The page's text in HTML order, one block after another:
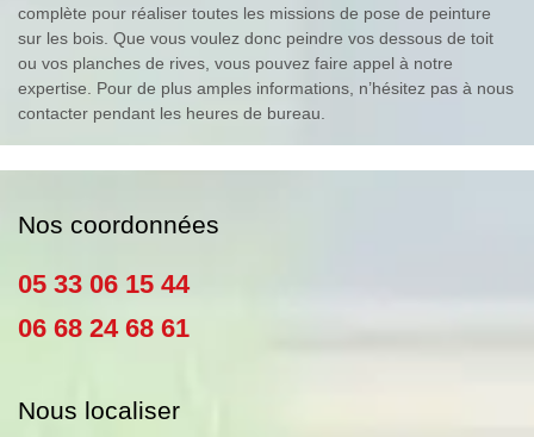
complète pour réaliser toutes les missions de pose de peinture
sur les bois. Que vous voulez donc peindre vos dessous de toit
ou vos planches de rives, vous pouvez faire appel à notre
expertise. Pour de plus amples informations, n’hésitez pas à nous
contacter pendant les heures de bureau.
Nos coordonnées
05 33 06 15 44
06 68 24 68 61
Nous localiser